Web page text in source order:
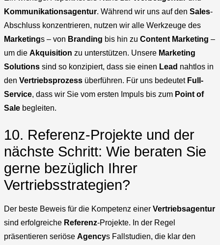
Kommunikationsagentur. Während wir uns auf den Sales-
Abschluss konzentrieren, nutzen wir alle Werkzeuge des
Marketings – von Branding bis hin zu Content Marketing –
um die Akquisition zu unterstützen. Unsere Marketing
Solutions sind so konzipiert, dass sie einen Lead nahtlos in
den Vertriebsprozess überführen. Für uns bedeutet Full-
Service, dass wir Sie vom ersten Impuls bis zum Point of
Sale begleiten.
10. Referenz-Projekte und der
nächste Schritt: Wie beraten Sie
gerne bezüglich Ihrer
Vertriebsstrategien?
Der beste Beweis für die Kompetenz einer Vertriebsagentur
sind erfolgreiche Referenz-Projekte. In der Regel
präsentieren seriöse Agencys Fallstudien, die klar den